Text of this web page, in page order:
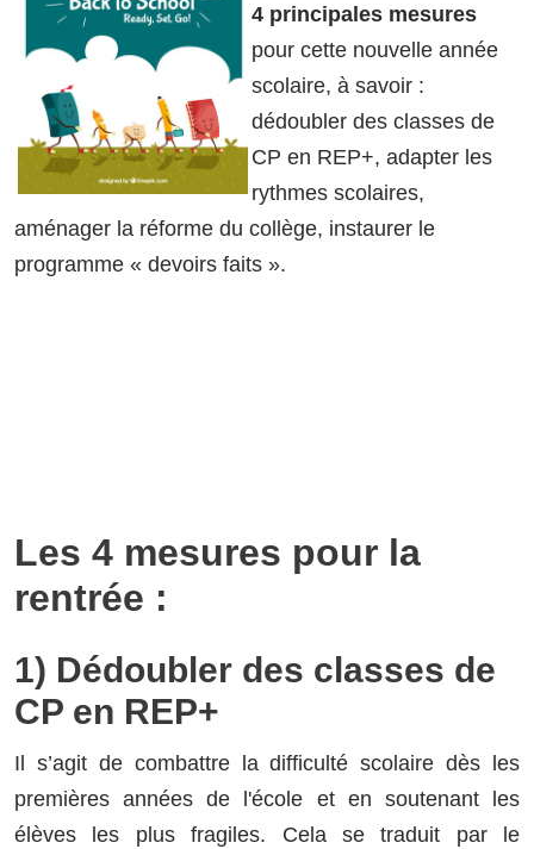
4 principales mesures
pour cette nouvelle année
scolaire, à savoir :
dédoubler des classes de
CP en REP+, adapter les
rythmes scolaires,
aménager la réforme du collège, instaurer le
programme « devoirs faits ».
Les 4 mesures pour la
rentrée :
1) Dédoubler des classes de
CP en REP+
Il s’agit de combattre la difficulté scolaire dès les
premières années de l'école et en soutenant les
élèves les plus fragiles. Cela se traduit par le